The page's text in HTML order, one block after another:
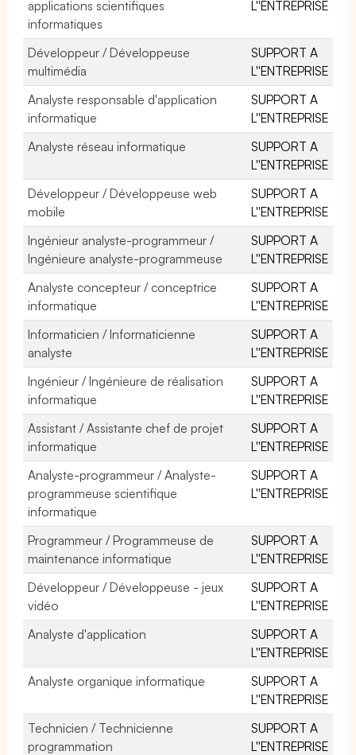
applications scientifiques
informatiques
L''ENTREPRISE
Développeur / Développeuse
multimédia
SUPPORT A
L''ENTREPRISE
Analyste responsable d'application
informatique
SUPPORT A
L''ENTREPRISE
Analyste réseau informatique
SUPPORT A
L''ENTREPRISE
Développeur / Développeuse web
mobile
SUPPORT A
L''ENTREPRISE
Ingénieur analyste-programmeur /
Ingénieure analyste-programmeuse
SUPPORT A
L''ENTREPRISE
Analyste concepteur / conceptrice
informatique
SUPPORT A
L''ENTREPRISE
Informaticien / Informaticienne
analyste
SUPPORT A
L''ENTREPRISE
Ingénieur / Ingénieure de réalisation
informatique
SUPPORT A
L''ENTREPRISE
Assistant / Assistante chef de projet
informatique
SUPPORT A
L''ENTREPRISE
Analyste-programmeur / Analyste-
programmeuse scientifique
informatique
SUPPORT A
L''ENTREPRISE
Programmeur / Programmeuse de
maintenance informatique
SUPPORT A
L''ENTREPRISE
Développeur / Développeuse - jeux
vidéo
SUPPORT A
L''ENTREPRISE
Analyste d'application
SUPPORT A
L''ENTREPRISE
Analyste organique informatique
SUPPORT A
L''ENTREPRISE
Technicien / Technicienne
programmation
SUPPORT A
L''ENTREPRISE